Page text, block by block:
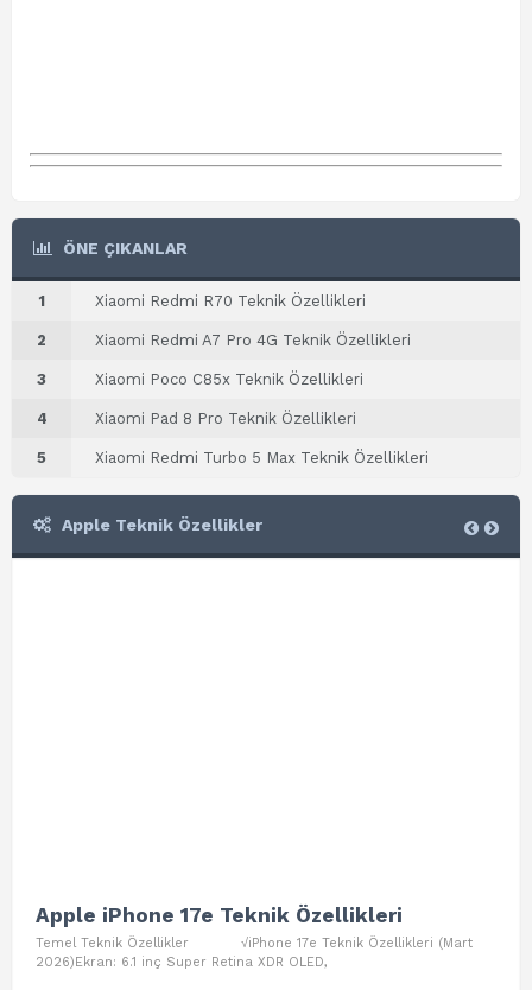
ÖNE ÇIKANLAR
1 Xiaomi Redmi R70 Teknik Özellikleri
2 Xiaomi Redmi A7 Pro 4G Teknik Özellikleri
3 Xiaomi Poco C85x Teknik Özellikleri
4 Xiaomi Pad 8 Pro Teknik Özellikleri
5 Xiaomi Redmi Turbo 5 Max Teknik Özellikleri
Apple Teknik Özellikler
Apple iPhone 17e Teknik Özellikleri
Temel Teknik Özellikler √iPhone 17e Teknik Özellikleri (Mart
2026)Ekran: 6.1 inç Super Retina XDR OLED,